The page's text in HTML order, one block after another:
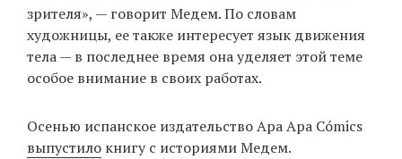
зрителя», — говорит Медем. По словам
художницы, ее также интересует язык движения
тела — в последнее время она уделяет этой теме
особое внимание в своих работах.
Осенью испанское издательство Apa Apa Cómics
выпустило книгу с историями Медем.